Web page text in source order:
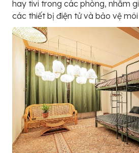
hay tivi trong các phòng, nhằm
các thiết bị điện tử và bảo vệ